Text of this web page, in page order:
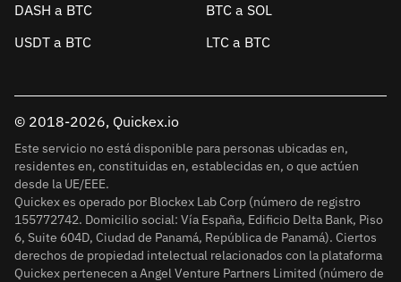
DASH a BTC
BTC a SOL
USDT a BTC
LTC a BTC
© 2018-2026, Quickex.io
Este servicio no está disponible para personas ubicadas en,
residentes en, constituidas en, establecidas en, o que actúen
desde la UE/EEE.
Quickex es operado por Blockex Lab Corp (número de registro
155772742. Domicilio social: Vía España, Edificio Delta Bank, Piso
6, Suite 604D, Ciudad de Panamá, República de Panamá). Ciertos
derechos de propiedad intelectual relacionados con la plataforma
Quickex pertenecen a Angel Venture Partners Limited (número de